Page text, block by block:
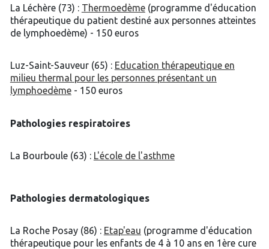
La Léchère (73) : Thermoedème(programme d'éducation
thérapeutique du patient destiné aux personnes atteintes
de lymphoedème) - 150 euros
Luz-Saint-Sauveur (65) : Education thérapeutique en
milieu thermal pour les personnes présentant un
lymphoedème- 150 euros
Pathologies respiratoires
La Bourboule (63) : L'école de l'asthme
Pathologies dermatologiques
La Roche Posay (86) : Etap'eau (programme d'éducation
thérapeutique pour les enfants de 4 à 10 ans en 1ère cure